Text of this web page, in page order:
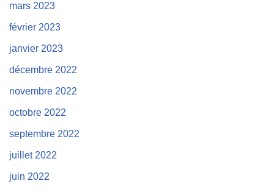
mars 2023
février 2023
janvier 2023
décembre 2022
novembre 2022
octobre 2022
septembre 2022
juillet 2022
juin 2022